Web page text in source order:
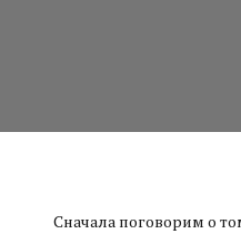
Сначала поговорим о